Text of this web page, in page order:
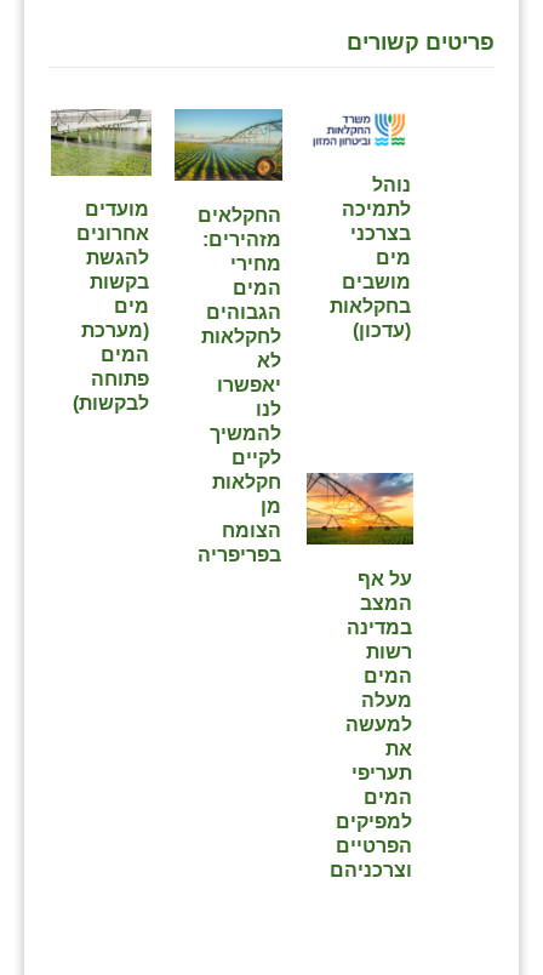
פריטים קשורים
מועדים
אחרונים
להגשת
בקשות
מים
(מערכת
המים
פתוחה
לבקשות)
⁨החקלאים
מזהירים:
מחירי
המים
הגבוהים
לחקלאות
לא
יאפשרו
לנו
להמשיך
לקיים
חקלאות
מן
הצומח
בפריפריה⁩
נוהל
לתמיכה
בצרכני
מים
מושבים
בחקלאות
(עדכון)
על אף
המצב
במדינה
רשות
המים
מעלה
למעשה
את
תעריפי
המים
למפיקים
הפרטיים
וצרכניהם
כפר סבא (אגרא)